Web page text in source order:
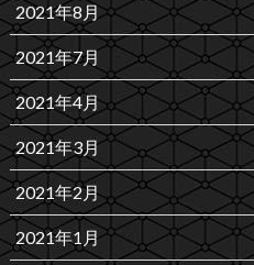
2021年8月
2021年7月
2021年4月
2021年3月
2021年2月
2021年1月